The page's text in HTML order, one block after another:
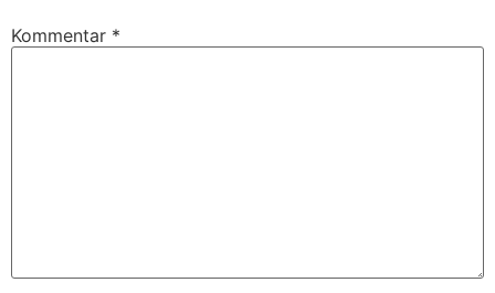
Kommentar *